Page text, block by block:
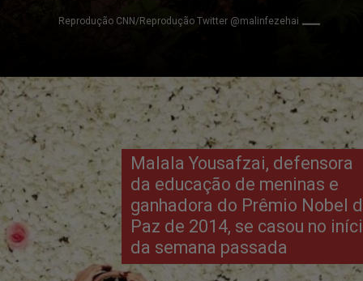
Reprodução CNN/Reprodução Twitter @malinfezehai
Malala Yousafzai, defensora
da educação de meninas e
ganhadora do Prêmio Nobel
Paz de 2014, se casou no
da semana passada